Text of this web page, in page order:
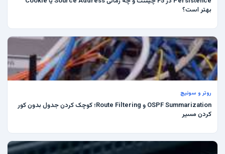
بهتر است؟
روتر و سوئیچ
OSPF Summarization و Route Filtering؛ کوچک کردن جدول بدون کور
کردن مسیر